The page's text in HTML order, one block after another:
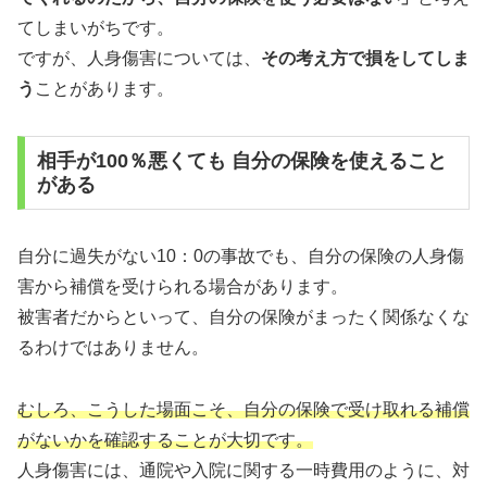
てしまいがちです。
ですが、人身傷害については、 その考え方で損をしてしま
う ことがあります。
相手が100％悪くても 自分の保険を使えること
がある
自分に過失がない10：0の事故でも、自分の保険の人身傷
害から補償を受けられる場合があります。
被害者だからといって、自分の保険がまったく関係なくな
るわけではありません。
むしろ、こうした場面こそ、自分の保険で受け取れる補償
がないかを確認することが大切です。
人身傷害には、通院や入院に関する一時費用のように、対